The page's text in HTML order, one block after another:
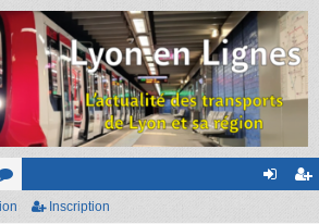
Inscription